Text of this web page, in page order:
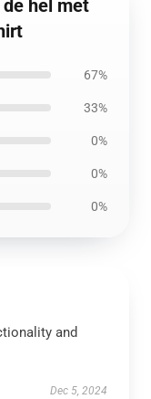
hel met
67%
33%
0%
0%
0%
and
Dec 5, 2024